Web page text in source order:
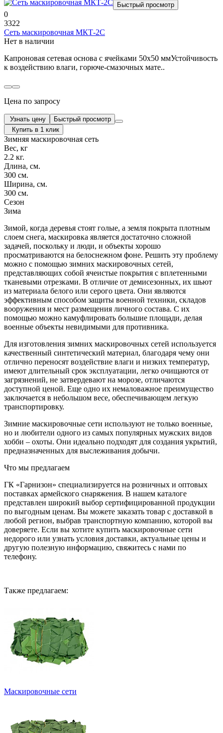
Быстрый просмотр
0
3322
Сеть маскировочная МКТ-2С
Нет в наличии
Капроновая сетевая основа с ячейками 50х50 ммУстойчивость
к воздействию влаги, горюче-смазочных мате..
Цена по запросу
Узнать цену
Быстрый просмотр
Купить в 1 клик
Зимняя маскировочная сеть
Вес, кг
2.2 кг.
Длина, см.
300 см.
Ширина, см.
300 см.
Сезон
Зима
Зимой, когда деревья стоят голые, а земля покрыта плотным
слоем снега, маскировка является достаточно сложной
задачей, поскольку и люди, и объекты хорошо
просматриваются на белоснежном фоне. Решить эту проблему
можно с помощью зимних маскировочных сетей,
представляющих собой ячеистые покрытия с вплетенными
тканевыми отрезками. В отличие от демисезонных, их шьют
из материала белого или серого цвета. Они являются
эффективным способом защиты военной техники, складов
вооружения и мест размещения личного состава. С их
помощью можно камуфлировать большие площади, делая
военные объекты невидимыми для противника.
Для изготовления зимних маскировочных сетей используется
качественный синтетический материал, благодаря чему они
отлично переносят воздействие влаги и низких температур,
имеют длительный срок эксплуатации, легко очищаются от
загрязнений, не затвердевают на морозе, отличаются
доступной ценой. Еще одно их немаловажное преимущество
заключается в небольшом весе, обеспечивающем легкую
транспортировку.
Зимние маскировочные сети используют не только военные,
но и любители одного из самых популярных мужских видов
хобби – охоты. Они идеально подходят для создания укрытий,
предназначенных для выслеживания добычи.
Что мы предлагаем
ГК «Гарнизон» специализируется на розничных и оптовых
поставках армейского снаряжения. В нашем каталоге
представлен широкий выбор сертифицированной продукции
по выгодным ценам. Вы можете заказать товар с доставкой в
любой регион, выбрав транспортную компанию, которой вы
доверяете. Если вы хотите купить маскировочные сети
недорого или узнать условия доставки, актуальные цены и
другую полезную информацию, свяжитесь с нами по
телефону.
Также предлагаем:
Маскировочные сети